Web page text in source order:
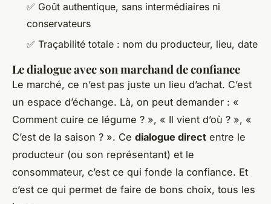
✅ Goût authentique, sans intermédiaires ni
conservateurs
✅ Traçabilité totale : nom du producteur, lieu, date
Le dialogue avec son marchand de confiance
Le marché, ce n’est pas juste un lieu d’achat. C’est
un espace d’échange. Là, on peut demander : «
Comment cuire ce légume ? », « Il vient d’où ? », «
C’est de la saison ? ». Ce dialogue direct entre le
producteur (ou son représentant) et le
consommateur, c’est ce qui fonde la confiance. Et
c’est ce qui permet de faire de bons choix, tous les